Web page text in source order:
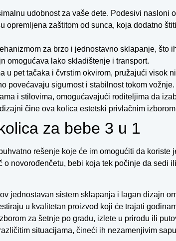
udobnost za vaše dete. Podesivi nasloni
opremljena zaštitom od sunca, koja dodatno
za brzo i jednostavno sklapanje, što
omogućava lako skladištenje i transport.
u pet tačaka i čvrstim okvirom, pružajući visok
povećavaju sigurnost i stabilnost tokom vožnje.
i stilovima, omogućavajući roditeljima da
čine ova kolica estetski privlačnim
za bebe 3 u 1
rešenje koje će im omogućiti da koriste
novorođenčetu, bebi koja tek počinje da sedi
jednostavan sistem sklapanja i lagan dizajn
u kvalitetan proizvod koji će trajati
za šetnje po gradu, izlete u prirodu ili
situacijama, čineći ih nezamenjivim